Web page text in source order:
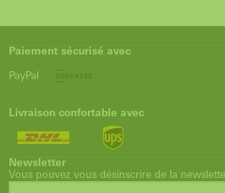
Paiement sécurisé avec
PayPal
Livraison confortable avec
Newsletter
Vous pouvez vous désinscrire de la